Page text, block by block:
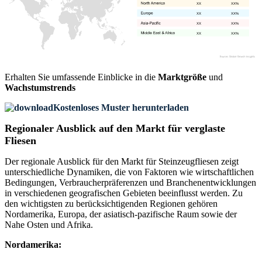
XX%
XX
XX%
XX
XX%
XX
XX%
XX
Erhalten Sie umfassende Einblicke in die Marktgröße und
Wachstumstrends
Kostenloses Muster herunterladen
Regionaler Ausblick auf den Markt für verglaste
Fliesen
Der regionale Ausblick für den Markt für Steinzeugfliesen zeigt
unterschiedliche Dynamiken, die von Faktoren wie wirtschaftlichen
Bedingungen, Verbraucherpräferenzen und Branchenentwicklungen
in verschiedenen geografischen Gebieten beeinflusst werden. Zu
den wichtigsten zu berücksichtigenden Regionen gehören
Nordamerika, Europa, der asiatisch-pazifische Raum sowie der
Nahe Osten und Afrika.
Nordamerika: